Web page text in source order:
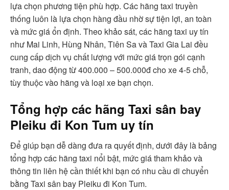
lựa chọn phương tiện phù hợp. Các hãng taxi truyền
thống luôn là lựa chọn hàng đầu nhờ sự tiện lợi, an toàn
và mức giá ổn định. Theo khảo sát, các hãng taxi uy tín
như Mai Linh, Hùng Nhân, Tiên Sa và Taxi Gia Lai đều
cung cấp dịch vụ chất lượng với mức giá trọn gói cạnh
tranh, dao động từ 400.000 – 500.000đ cho xe 4-5 chỗ,
tùy thuộc vào hãng và loại xe bạn chọn.
Tổng hợp các hãng Taxi sân bay
Pleiku đi Kon Tum uy tín
Để giúp bạn dễ dàng đưa ra quyết định, dưới đây là bảng
tổng hợp các hãng taxi nổi bật, mức giá tham khảo và
thông tin liên hệ cần thiết khi bạn có nhu cầu di chuyển
bằng Taxi sân bay Pleiku đi Kon Tum.